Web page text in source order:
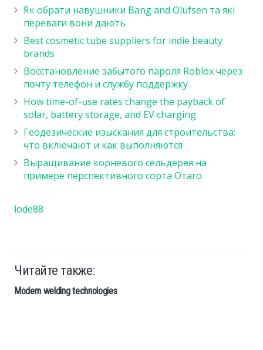
Як обрати навушники Bang and Olufsen та які
переваги вони дають
Best cosmetic tube suppliers for indie beauty
brands
Восстановление забытого пароля Roblox через
почту телефон и службу поддержку
How time-of-use rates change the payback of
solar, battery storage, and EV charging
Геодезические изыскания для строительства:
что включают и как выполняются
Выращивание корневого сельдерея на
примере перспективного сорта Отаго
lode88
Читайте также:
Modern welding technologies